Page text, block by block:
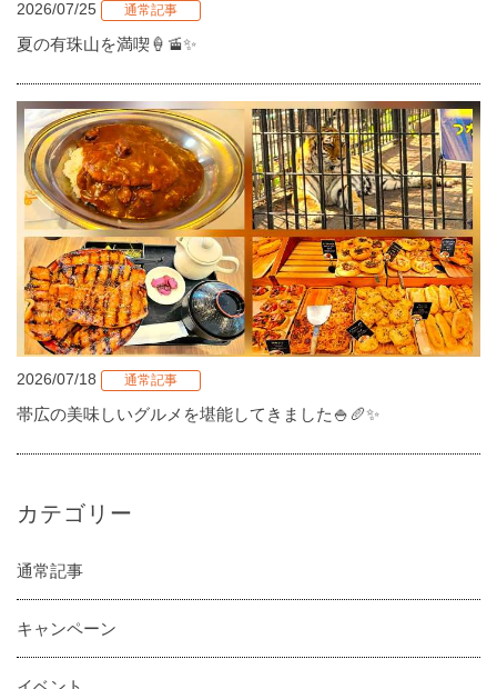
2026/07/25 通常記事
夏の有珠山を満喫🍦🚡✨
2026/07/18 通常記事
帯広の美味しいグルメを堪能してきました🍚🥖✨
カテゴリー
通常記事
キャンペーン